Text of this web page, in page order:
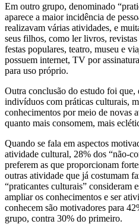
Em outro grupo, denominado
aparece a maior incidência de
realizavam várias atividades, e
seus filhos, como ler livros,
festas populares, teatro, museu e
possuem internet, TV por
para uso próprio.
Outra conclusão do estudo foi
indivíduos com práticas culturais,
conhecimentos por meio de novas
quanto mais consomem, mais
Quando se fala em aspectos
atividade cultural, 28% dos “não-
preferem as que proporcionam
outras atividade que já costumam
“praticantes culturais” consideram
ampliar os conhecimentos e ser
conhecem são motivadores para
grupo, contra 30% do primeiro.